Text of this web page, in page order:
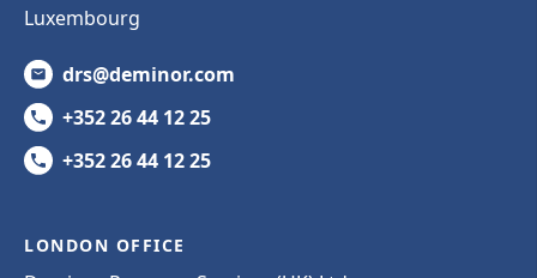
Luxembourg
drs@deminor.com
+352 26 44 12 25
+352 26 44 12 25
LONDON OFFICE